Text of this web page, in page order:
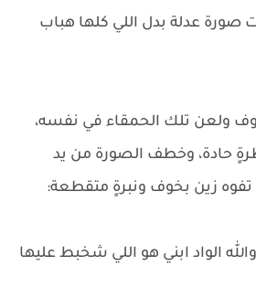
صورة عدلة بدل اللي كلها هباب
ولعن تلك الحمقاء في نفسه،
حادة، وخطف الصورة من يد
تفوه زين بخوف ونبرةٍ متقطعة:
الواد ابني هو اللي شخبط عليها